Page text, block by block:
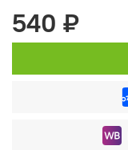
540 ₽